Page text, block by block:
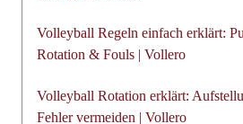
Volleyball Regeln einfach erklärt:
Rotation & Fouls | Vollero
Volleyball Rotation erklärt:
Fehler vermeiden | Vollero